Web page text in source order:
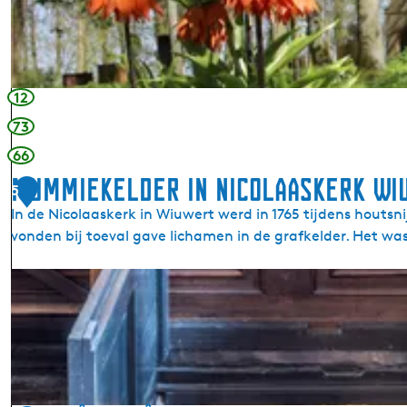
r
k
J
o
n
g
e
m
a
s
t
a
t
12
73
66
5
Mummiekelder in Nicolaaskerk
In de Nicolaaskerk in Wiuwert werd in 1765 tijdens
vonden bij toeval gave lichamen in de grafkelder. Het
u
m
e